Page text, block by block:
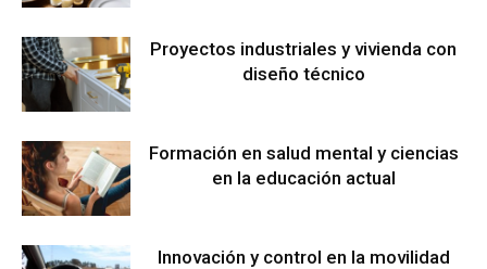
Proyectos industriales y vivienda con
diseño técnico
Formación en salud mental y ciencias
en la educación actual
Innovación y control en la movilidad